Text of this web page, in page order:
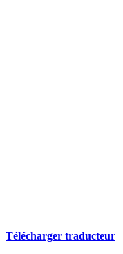
Télécharger traducteur